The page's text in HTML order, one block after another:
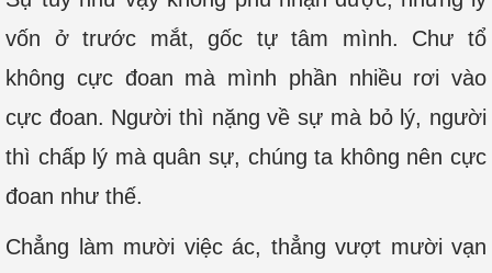
vốn ở trước mắt, gốc tự tâm mình. Chư tổ
không cực đoan mà mình phần nhiều rơi vào
cực đoan. Người thì nặng về sự mà bỏ lý, người
thì chấp lý mà quân sự, chúng ta không nên cực
đoan như thế.
Chẳng làm mười việc ác, thẳng vượt mười vạn